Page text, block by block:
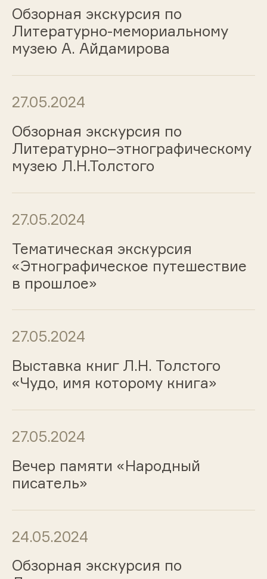
Обзорная экскурсия по
Литературно-мемориальному
музею А. Айдамирова
27.05.2024
Обзорная экскурсия по
Литературно–этнографическому
музею Л.Н.Толстого
27.05.2024
Тематическая экскурсия
«Этнографическое путешествие
в прошлое»
27.05.2024
Выставка книг Л.Н. Толстого
«Чудо, имя которому книга»
27.05.2024
Вечер памяти «Народный
писатель»
24.05.2024
Обзорная экскурсия по